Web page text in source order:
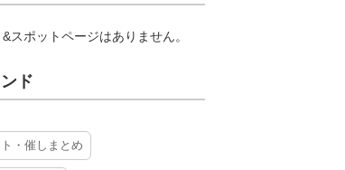
スポットページはありません。
ド
・催しまとめ